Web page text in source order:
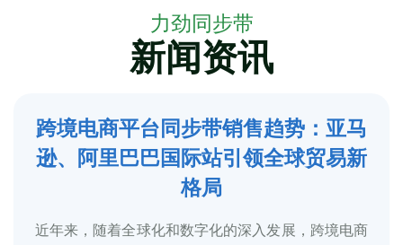
力劲同步带
新闻资讯
5
2025-3
跨境电商平台同步带销售趋势：亚马
逊、阿里巴巴国际站引领全球贸易新
格局
近年来，随着全球化和数字化的深入发展，跨境电商